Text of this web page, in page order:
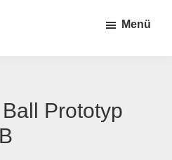
Menü
Prototyp